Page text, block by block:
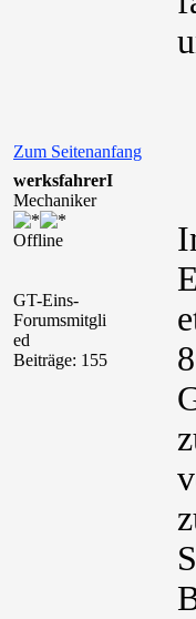
Zum Seitenanfang
werksfahrerI
Mechaniker
Offline
GT-Eins-
Forumsmitgli
ed
Beiträge: 155